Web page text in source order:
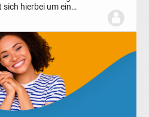
sich hierbei um ein